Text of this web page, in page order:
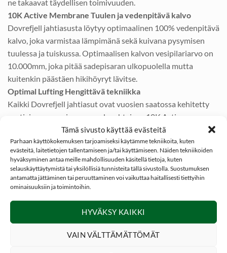
Tämä sivusto käyttää evästeitä
Parhaan käyttökokemuksen tarjoamiseksi käytämme tekniikoita, kuten
evästeitä, laitetietojen tallentamiseen ja/tai käyttämiseen. Näiden tekniikoiden
hyväksyminen antaa meille mahdollisuuden käsitellä tietoja, kuten
selauskäyttäytymistä tai yksilöllisiä tunnisteita tällä sivustolla. Suostumuksen
antamatta jättäminen tai peruuttaminen voi vaikuttaa haitallisesti tiettyihin
ominaisuuksiin ja toimintoihin.
HYVÄKSY KAIKKI
VAIN VÄLTTÄMÄTTÖMÄT
ne takaavat täydellisen toimivuuden.
10K Active Membrane Tuulen ja vedenpitävä kalvo
Dovrefjell jahtiasusta löytyy optimaalinen 100% vedenpitävä
kalvo, joka varmistaa lämpimänä sekä kuivana pysymisen
tuulessa ja tuiskussa. Optimaalisen kalvon vesipilariarvo on
10.000mm, joka pitää sadepisaran ulkopuolella mutta
kuitenkin päästäen hikihöyryt lävitse.
Optimal Lufting Hengittävä tekniikka
Kaikki Dovrefjell jahtiasut ovat vuosien saatossa kehitetty
vaativissa vuonojen maan olosuhteissa. 10K Active
Membrane kalvo omaa Optimal Lufting hengittävän teknisen
ilmankierron jonka ansiosta se päästää aktiivisesti höyryt
ulos asusta. Optimal Lufting ilmankierrossa on huomioitu
myös asusteen vitaalit saumakohdat jotka ovat
kuumateipatut uusimmalla teknologialla.
Smooth Operator Hiljainen pintamateriaali
Sametin pehmeältä tuntuva Smooth Operator pintakäsitelty
tekstiili on erittäin miellyttävä. Pehmeys pitää asun vaimeana
jolloin se on äärimmäisen hiljainen edetessä. Smooth